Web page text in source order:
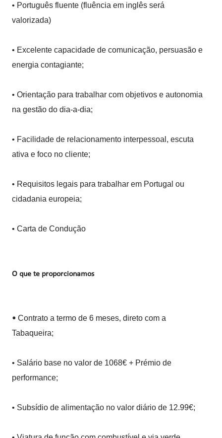
• Português fluente (fluência em inglês será
valorizada)
• Excelente capacidade de comunicação, persuasão e
energia contagiante;
• Orientação para trabalhar com objetivos e autonomia
na gestão do dia-a-dia;
• Facilidade de relacionamento interpessoal, escuta
ativa e foco no cliente;
• Requisitos legais para trabalhar em Portugal ou
cidadania europeia;
• Carta de Condução
O que te proporcionamos
• Contrato a termo de 6 meses, direto com a
Tabaqueira;
• Salário base no valor de 1068€ + Prémio de
performance;
• Subsídio de alimentação no valor diário de 12.99€;